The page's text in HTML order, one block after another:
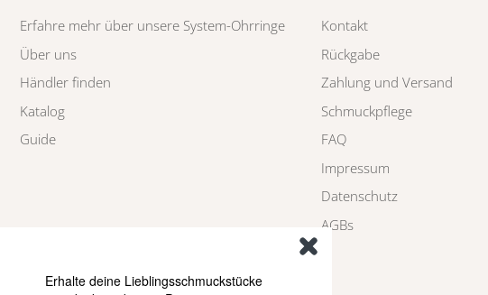
Erfahre mehr über unsere System-Ohrringe
Über uns
Händler finden
Katalog
Guide
Kontakt
Rückgabe
Zahlung und Versand
Schmuckpflege
FAQ
Impressum
Datenschutz
AGBs
Erhalte deine Lieblingsschmuckstücke